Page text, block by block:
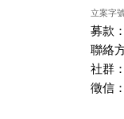
立案字
募款：
聯絡
社群：
徵信：